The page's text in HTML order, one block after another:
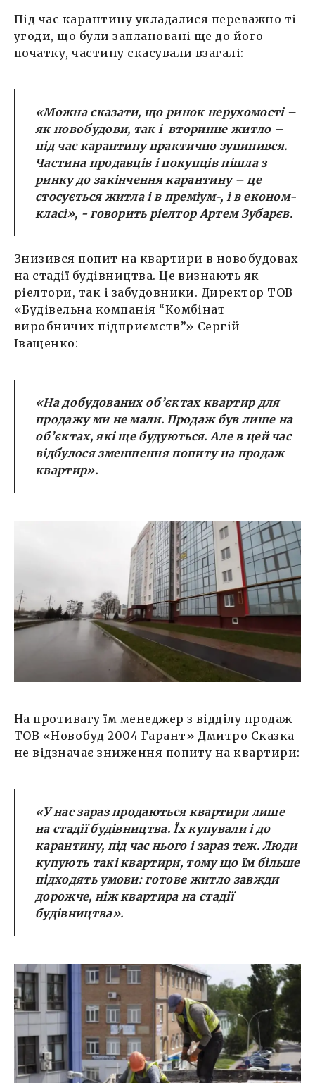
Під час карантину укладалися переважно ті
угоди, що були заплановані ще до його
початку, частину скасували взагалі:
«Можна сказати, що ринок нерухомості –
як новобудови, так і вторинне житло –
під час карантину практично зупинився.
Частина продавців і покупців пішла з
ринку до закінчення карантину – це
стосується житла і в преміум-, і в економ-
класі», - говорить ріелтор Артем Зубарєв.
Знизився попит на квартири в новобудовах
на стадії будівництва. Це визнають як
ріелтори, так і забудовники. Директор ТОВ
«Будівельна компанія “Комбінат
виробничих підприємств”» Сергій
Іващенко:
«На добудованих об’єктах квартир для
продажу ми не мали. Продаж був лише на
об’єктах, які ще будуються. Але в цей час
відбулося зменшення попиту на продаж
квартир».
На противагу їм менеджер з відділу продаж
ТОВ «Новобуд 2004 Гарант» Дмитро Сказка
не відзначає зниження попиту на квартири:
«У нас зараз продаються квартири лише
на стадії будівництва. Їх купували і до
карантину, під час нього і зараз теж. Люди
купують такі квартири, тому що їм більше
підходять умови: готове житло завжди
дорожче, ніж квартира на стадії
будівництва».